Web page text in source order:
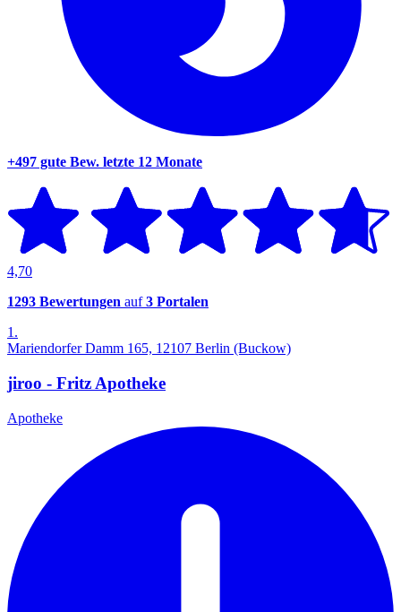
+497 gute Bew. letzte 12 Monate
4,70
1293 Bewertungen auf3 Portalen
1.
Mariendorfer Damm 165, 12107 Berlin (Buckow)
jiroo - Fritz Apotheke
Apotheke